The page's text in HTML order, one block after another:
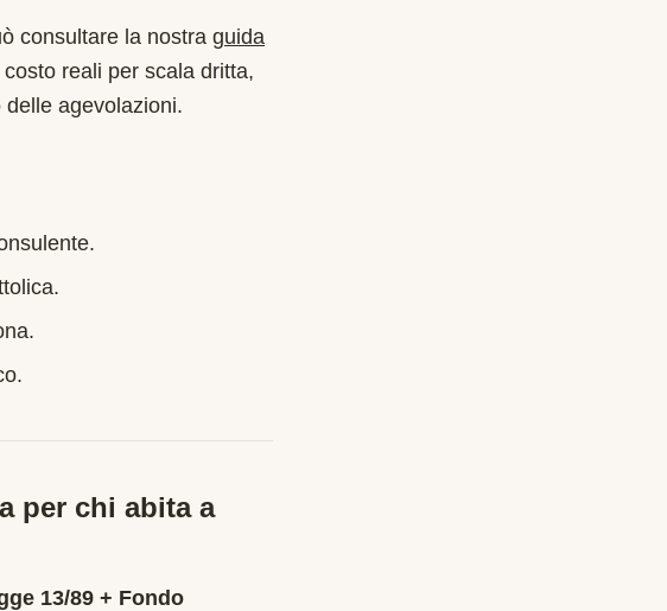
consultare la nostra guida
reali per scala dritta,
agevolazioni.
.
per chi abita a
13/89 + Fondo